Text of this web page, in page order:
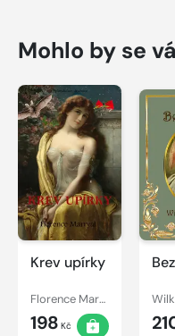
Mohlo by se
Krev upírky
Florence Marryat
198 Kč